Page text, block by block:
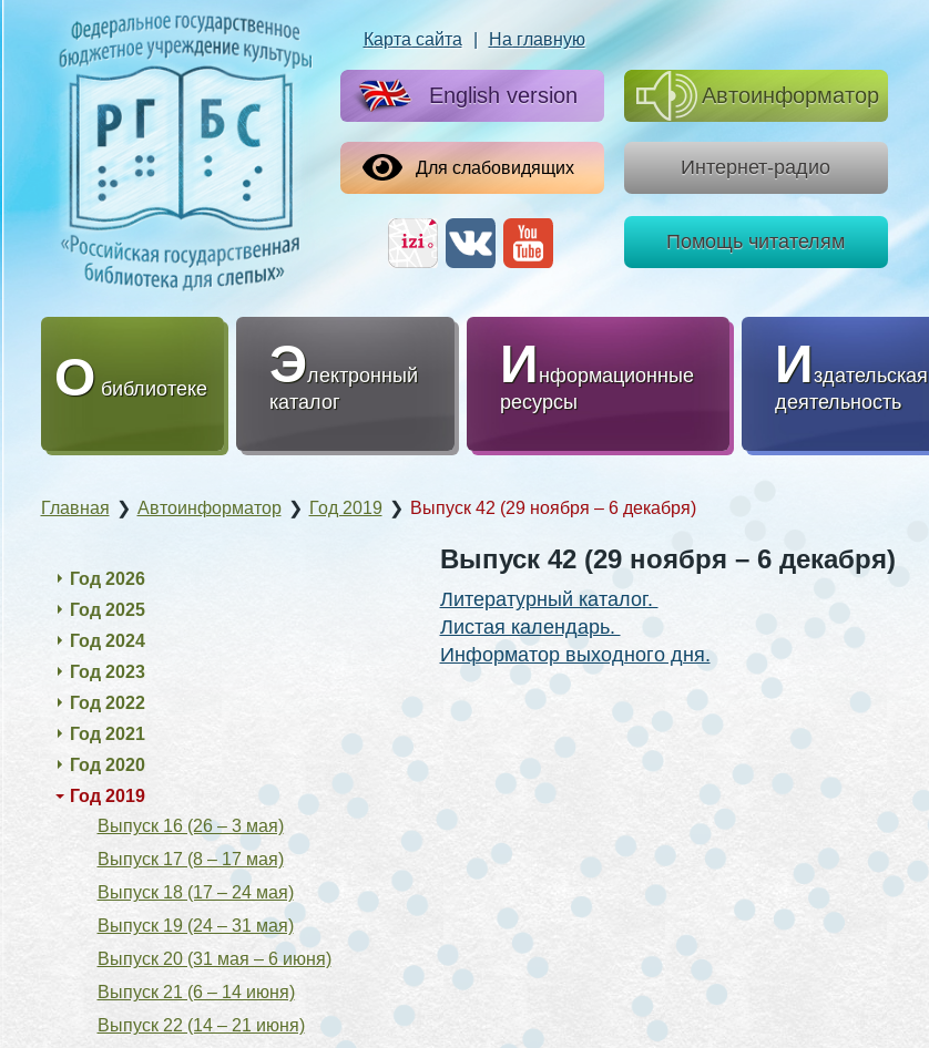
Карта сайта На главную
English version
Для слабовидящих
Автоинформатор
Интернет-радио
Помощь читателям
О библиотеке Электронный
каталог
Информационные
ресурсы
Издательская
деятельность
Главная ❯ Автоинформатор ❯ Год 2019 ❯ Выпуск 42 (29 ноября – 6 декабря)
Выпуск 42 (29 ноября – 6 декабря)
Литературный каталог.
Листая календарь.
Информатор выходного дня.
Год 2026
Год 2025
Год 2024
Год 2023
Год 2022
Год 2021
Год 2020
Год 2019
Выпуск 16 (26 – 3 мая)
Выпуск 17 (8 – 17 мая)
Выпуск 18 (17 – 24 мая)
Выпуск 19 (24 – 31 мая)
Выпуск 20 (31 мая – 6 июня)
Выпуск 21 (6 – 14 июня)
Выпуск 22 (14 – 21 июня)